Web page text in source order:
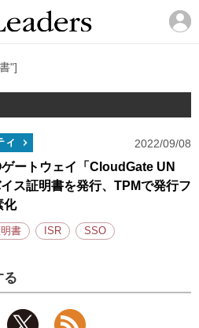
"]
ィ 2022/09/08
ゲートウェイ「CloudGate UN
ス証明書を発行、TPMで発行フ
化
書 ISR SSO
る